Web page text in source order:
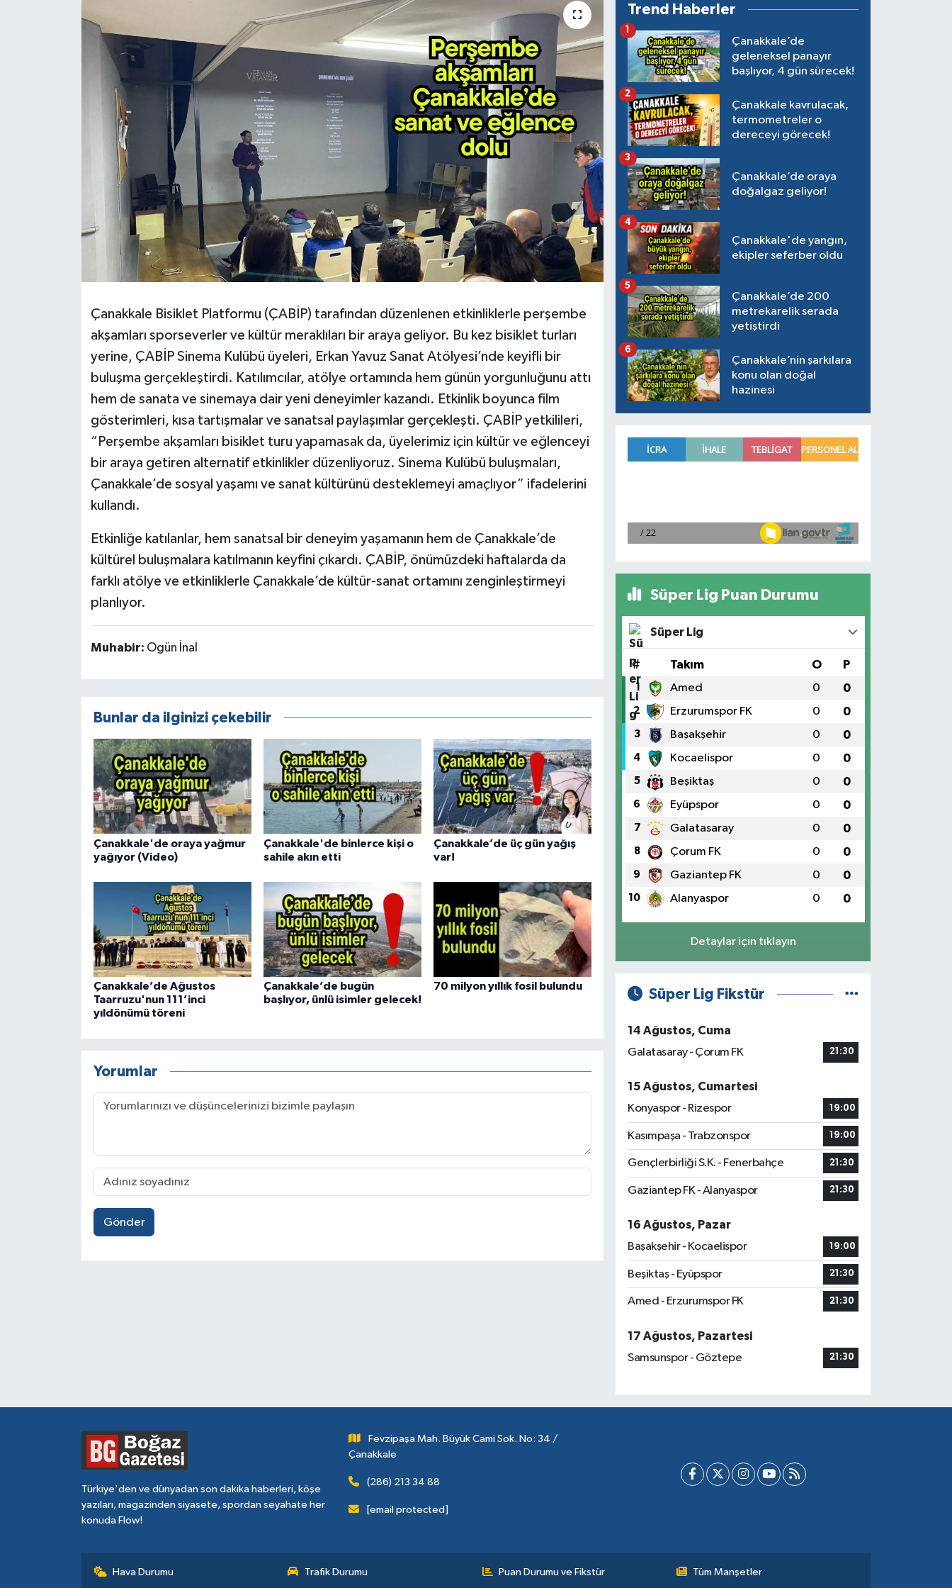
Çanakkale Bisiklet Platformu (ÇABİP) tarafından düzenlenen etkinliklerle perşembe
akşamları sporseverler ve kültür meraklıları bir araya geliyor. Bu kez bisiklet turları
yerine, ÇABİP Sinema Kulübü üyeleri, Erkan Yavuz Sanat Atölyesi’nde keyifli bir
buluşma gerçekleştirdi. Katılımcılar, atölye ortamında hem günün yorgunluğunu attı
hem de sanata ve sinemaya dair yeni deneyimler kazandı. Etkinlik boyunca film
gösterimleri, kısa tartışmalar ve sanatsal paylaşımlar gerçekleşti. ÇABİP yetkilileri,
“Perşembe akşamları bisiklet turu yapamasak da, üyelerimiz için kültür ve eğlenceyi
bir araya getiren alternatif etkinlikler düzenliyoruz. Sinema Kulübü buluşmaları,
Çanakkale’de sosyal yaşamı ve sanat kültürünü desteklemeyi amaçlıyor” ifadelerini
kullandı.
Etkinliğe katılanlar, hem sanatsal bir deneyim yaşamanın hem de Çanakkale’de
kültürel buluşmalara katılmanın keyfini çıkardı. ÇABİP, önümüzdeki haftalarda da
farklı atölye ve etkinliklerle Çanakkale’de kültür-sanat ortamını zenginleştirmeyi
planlıyor.
Muhabir: Ogün İnal
Bunlar da ilginizi çekebilir
Çanakkale'de oraya yağmur
yağıyor (Video)
Çanakkale'de binlerce kişi o
sahile akın etti
Çanakkale’de üç gün yağış
var!
Çanakkale’de Ağustos
Taarruzu'nun 111’inci
yıldönümü töreni
Çanakkale’de bugün
başlıyor, ünlü isimler gelecek!
70 milyon yıllık fosil bulundu
Yorumlar
Gönder
Trend Haberler
Çanakkale’de
geleneksel panayır
başlıyor, 4 gün sürecek!
1
Çanakkale kavrulacak,
termometreler o
dereceyi görecek!
2
Çanakkale’de oraya
doğalgaz geliyor!
3
Çanakkale'de yangın,
ekipler seferber oldu
4
Çanakkale’de 200
metrekarelik serada
yetiştirdi
5
Çanakkale’nin şarkılara
konu olan doğal
hazinesi
6
Süper Lig Puan Durumu
Süper Lig
# Takım O P
1 Amed 0 0
2 Erzurumspor FK 0 0
3 Başakşehir 0 0
4 Kocaelispor 0 0
5 Beşiktaş 0 0
6 Eyüpspor 0 0
7 Galatasaray 0 0
8 Çorum FK 0 0
9 Gaziantep FK 0 0
10 Alanyaspor 0 0
Detaylar için tıklayın
Süper Lig Fikstür
14 Ağustos, Cuma
Galatasaray - Çorum FK
21:30
15 Ağustos, Cumartesi
Konyaspor - Rizespor
19:00
Kasımpaşa - Trabzonspor 19:00
Gençlerbirliği S.K. - Fenerbahçe 21:30
Gaziantep FK - Alanyaspor 21:30
16 Ağustos, Pazar
Başakşehir - Kocaelispor
19:00
Beşiktaş - Eyüpspor 21:30
Amed - Erzurumspor FK 21:30
17 Ağustos, Pazartesi
Samsunspor - Göztepe
21:30
Türkiye'den ve dünyadan son dakika haberleri, köşe
yazıları, magazinden siyasete, spordan seyahate her
konuda Flow!
Fevzipaşa Mah. Büyük Cami Sok. No: 34 /
Çanakkale
(286) 213 34 88
[email protected]
Hava Durumu Trafik Durumu Puan Durumu ve Fikstür Tüm Manşetler